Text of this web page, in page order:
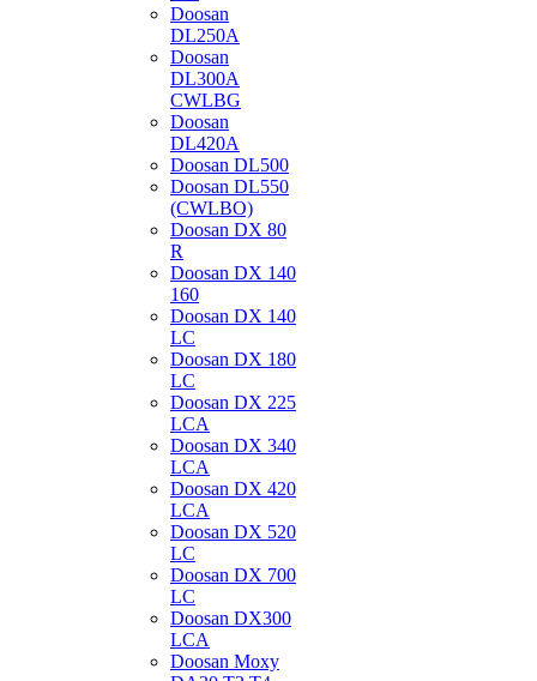
Doosan
DL250A
Doosan
DL300A
CWLBG
Doosan
DL420A
Doosan DL500
Doosan DL550
(CWLBO)
Doosan DX 80
R
Doosan DX 140
160
Doosan DX 140
LC
Doosan DX 180
LC
Doosan DX 225
LCA
Doosan DX 340
LCA
Doosan DX 420
LCA
Doosan DX 520
LC
Doosan DX 700
LC
Doosan DX300
LCA
Doosan Moxy